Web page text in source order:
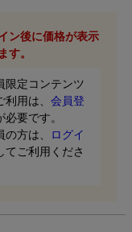
ン後に価格が表示
す。
限定コンテンツ
利用は、 会員登
必要です。
の方は、
ログイ
てご利用くださ